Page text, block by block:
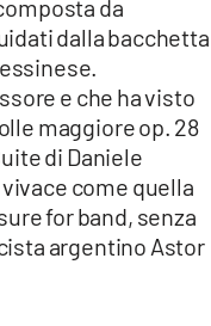
da
dalla bacchetta
e che ha visto
maggiore op. 28
di Daniele
come quella
for band, senza
argentino Astor